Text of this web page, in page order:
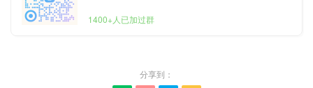
1400+人已加过群
分享到：